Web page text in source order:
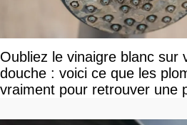
Oubliez le vinaigre blanc sur
douche : voici ce que les
vraiment pour retrouver une